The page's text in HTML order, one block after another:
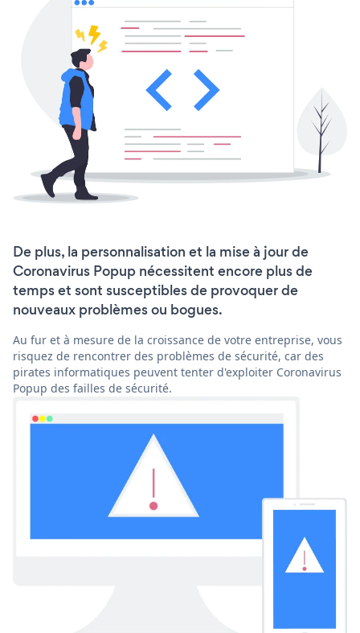
De plus, la personnalisation et la mise à jour de
Coronavirus Popup nécessitent encore plus de
temps et sont susceptibles de provoquer de
nouveaux problèmes ou bogues.
Au fur et à mesure de la croissance de votre entreprise, vous
risquez de rencontrer des problèmes de sécurité, car des
pirates informatiques peuvent tenter d'exploiter Coronavirus
Popup des failles de sécurité.